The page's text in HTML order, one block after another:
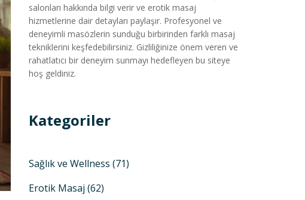
salonları hakkında bilgi verir ve erotik masaj
hizmetlerine dair detayları paylaşır. Profesyonel ve
deneyimli masözlerin sunduğu birbirinden farklı masaj
tekniklerini keşfedebilirsiniz. Gizliliğinize önem veren ve
rahatlatıcı bir deneyim sunmayı hedefleyen bu siteye
hoş geldiniz.
Kategoriler
Sağlık ve Wellness (71)
Erotik Masaj (62)